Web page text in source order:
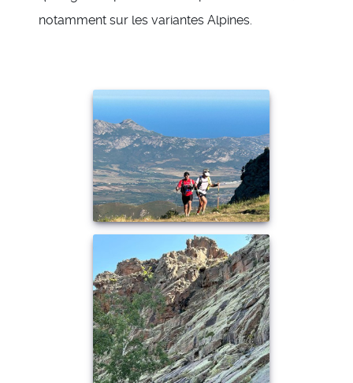
notamment sur les variantes Alpines.